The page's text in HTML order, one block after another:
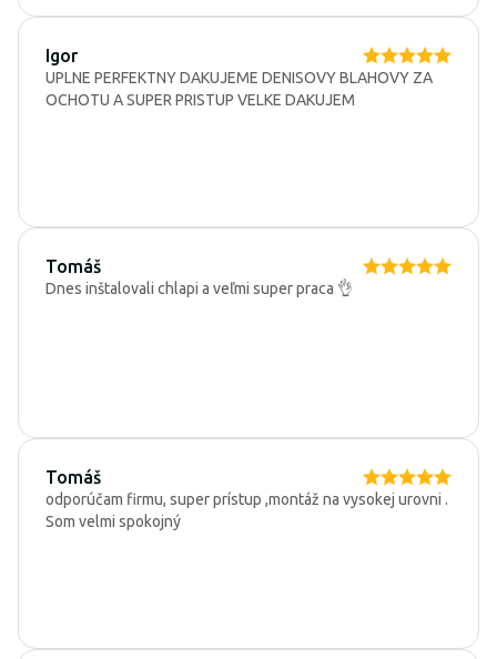
Igor
UPLNE PERFEKTNY DAKUJEME DENISOVY BLAHOVY ZA
OCHOTU A SUPER PRISTUP VELKE DAKUJEM
Tomáš
Dnes inštalovali chlapi a veľmi super praca 👌
Tomáš
odporúčam firmu, super prístup ,montáž na vysokej urovni .
Som velmi spokojný